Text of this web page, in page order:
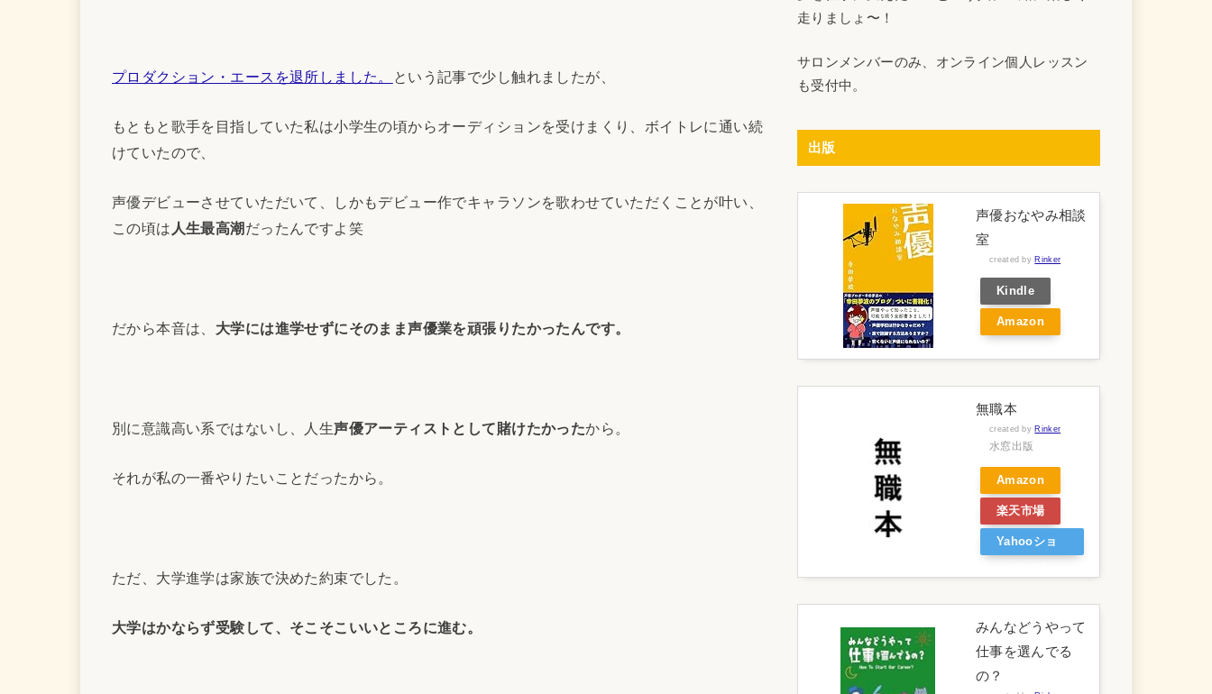
プロダクション・エースを退所しました。 という記事で少し触れましたが、
もともと歌手を目指していた私は小学生の頃からオーディションを受けまくり、ボイトレに通い続
けていたので、
声優デビューさせていただいて、しかもデビュー作でキャラソンを歌わせていただくことが叶い、
この頃は 人生最高潮 だったんですよ笑
だから本音は、 大学には進学せずにそのまま声優業を頑張りたかったんです。
別に意識高い系ではないし、人生声優アーティストとして賭けたかったから。
それが私の一番やりたいことだったから。
ただ、大学進学は家族で決めた約束でした。
大学はかならず受験して、そこそこいいところに進む。
走りましょ〜！
サロンメンバーのみ、オンライン個人レッスン
も受付中。
出版
声優おなやみ相談
室
created by Rinker
Kindle
Amazon
無職本
created by Rinker
水窓出版
Amazon
楽天市場
Yahooショ
みんなどうやって
仕事を選んでる
の？